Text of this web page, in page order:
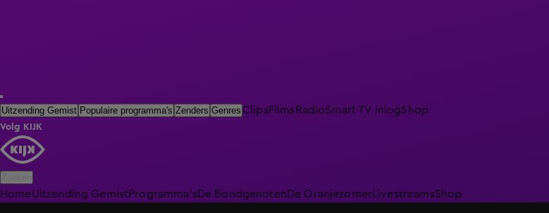
Uitzending Gemist Populaire programma's Zenders Genres ClipsFilmsRadioSmart TV inlogShop
Volg KIJK
HomeUitzending GemistProgramma'sDe BondgenotenDe Oranjezomer LivestreamsShop